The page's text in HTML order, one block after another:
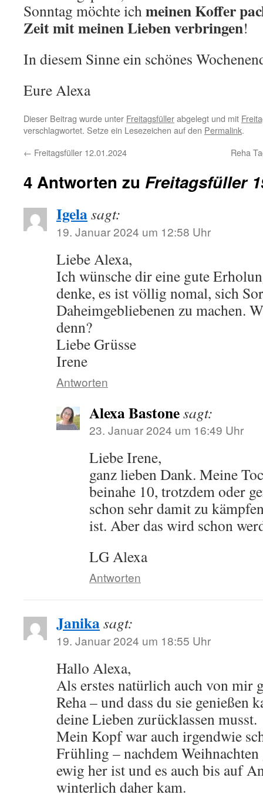
Sonntag möchte ichmeinen Koffer
Zeit mit meinen Lieben verbringen!
In diesem Sinne ein schönes
Eure Alexa
Dieser Beitrag wurde unter Freitagsfüllerabgelegt und mit
verschlagwortet. Setze ein Lesezeichen auf den Permalink.
← Freitagsfüller 12.01.2024 Reha
4 Antworten zu Freitagsfüller
Igelasagt:
19. Januar 2024 um 12:58 Uhr
Liebe Alexa,
Ich wünsche dir eine gute
denke, es ist völlig nomal, sich
Daheimgebliebenen zu machen.
denn?
Liebe Grüsse
Irene
Antworten
Alexa Bastonesagt:
23. Januar 2024 um 16:49 Uhr
Liebe Irene,
ganz lieben Dank. Meine
beinahe 10, trotzdem oder
schon sehr damit zu
ist. Aber das wird schon
LG Alexa
Antworten
Janikasagt:
19. Januar 2024 um 18:55 Uhr
Hallo Alexa,
Als erstes natürlich auch von mir
Reha – und dass du sie genießen
deine Lieben zurücklassen musst.
Mein Kopf war auch irgendwie
Frühling – nachdem
ewig her ist und es auch bis auf
winterlich daher kam.